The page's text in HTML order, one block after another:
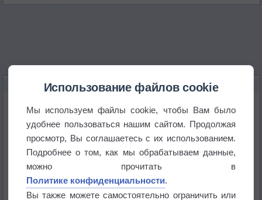
НОВОЕ О ПОГОДЕ
Приложение построит маршрут через тень
Атмосфера начала замерзать
Использование файлов cookie
Мы используем файлы cookie, чтобы Вам было
удобнее пользоваться нашим сайтом. Продолжая
просмотр, Вы соглашаетесь с их использованием.
Подробнее о том, как мы обрабатываем данные,
можно прочитать в
Политике конфиденциальности.
Вы также можете самостоятельно ограничить или